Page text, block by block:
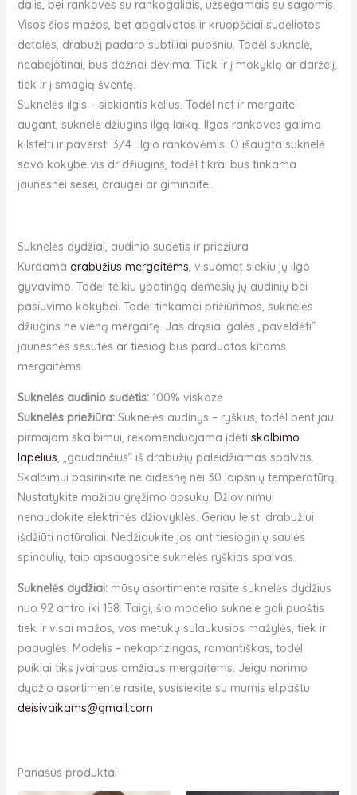
dalis, bei rankovės su rankogaliais, užsegamais su sagomis.
Visos šios mažos, bet apgalvotos ir kruopščiai sudėliotos
detalės, drabužį padaro subtiliai puošniu. Todėl suknelė,
neabejotinai, bus dažnai dėvima. Tiek ir į mokyklą ar darželį,
tiek ir į smagią šventę.
Suknelės ilgis – siekiantis kelius. Todėl net ir mergaitei
augant, suknelė džiugins ilgą laiką. Ilgas rankoves galima
kilstelti ir paversti 3/4 ilgio rankovėmis. O išaugta suknelė
savo kokybe vis dr džiugins, todėl tikrai bus tinkama
jaunesnei sesei, draugei ar giminaitei.
Suknelės dydžiai, audinio sudėtis ir priežiūra
Kurdama drabužius mergaitėms, visuomet siekiu jų ilgo
gyvavimo. Todėl teikiu ypatingą dėmesių jų audinių bei
pasiuvimo kokybei. Todėl tinkamai prižiūrimos, suknelės
džiugins ne vieną mergaitę. Jas drąsiai galės „paveldėti”
jaunesnės sesutės ar tiesiog bus parduotos kitoms
mergaitėms.
Suknelės audinio sudėtis: 100% viskozė
Suknelės priežiūra: Suknelės audinys – ryškus, todėl bent jau
pirmajam skalbimui, rekomenduojama įdėti skalbimo
lapelius, „gaudančius” iš drabužių paleidžiamas spalvas.
Skalbimui pasirinkite ne didesnę nei 30 laipsnių temperatūrą.
Nustatykite mažiau gręžimo apsukų. Džiovinimui
nenaudokite elektrinės džiovyklės. Geriau leisti drabužiui
išdžiūti natūraliai. Nedžiaukite jos ant tiesioginių saulės
spindulių, taip apsaugosite suknelės ryškias spalvas.
Suknelės dydžiai: mūsų asortimente rasite suknelės dydžius
nuo 92 antro iki 158. Taigi, šio modelio suknele gali puoštis
tiek ir visai mažos, vos metukų sulaukusios mažylės, tiek ir
paauglės. Modelis – nekaprizingas, romantiškas, todėl
puikiai tiks įvairaus amžiaus mergaitėms. Jeigu norimo
dydžio asortimente rasite, susisiekite su mumis el.paštu
deisivaikams@gmail.com
Panašūs produktai